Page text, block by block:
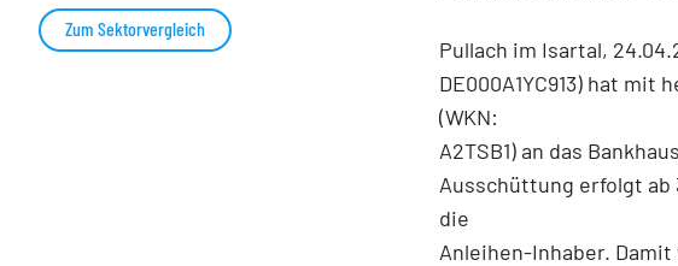
Pullach im Isartal,
DE000A1YC913) hat mit
(WKN:
A2TSB1) an das
Ausschüttung erfolgt ab
die
Anleihen-Inhaber.
Zum Sektorvergleich